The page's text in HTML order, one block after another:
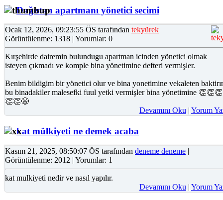
Dağıstan apartmanı yönetici secimi
Ocak 12, 2026, 09:23:55 ÖS tarafından tekyürek
Görüntülenme: 1318 | Yorumlar: 0
Kırşehirde dairemin bulundugu apartman icinden yönetici olmak
isteyen çıkmadı ve komple bina yönetimine defteri vermişler.
Benim bildigim bir yönetici olur ve bina yonetimine vekaleten baktirır
bu binadakiler malesefki fuul yetki vermişler bina yönetimine 👏👏👏
👏👏😁
Devamını Oku | Yorum
kat mülkiyeti ne demek acaba
Kasım 21, 2025, 08:50:07 ÖS tarafından deneme deneme |
Görüntülenme: 2012 | Yorumlar: 1
kat mulkiyeti nedir ve nasıl yapılır.
Devamını Oku | Yorum